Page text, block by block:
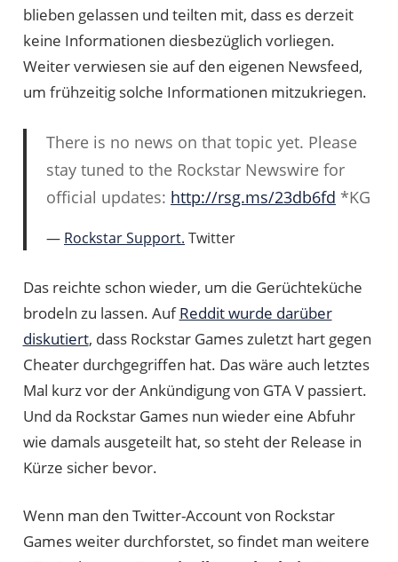
blieben gelassen und teilten mit, dass es derzeit
keine Informationen diesbezüglich vorliegen.
Weiter verwiesen sie auf den eigenen Newsfeed,
um frühzeitig solche Informationen mitzukriegen.
There is no news on that topic yet. Please
stay tuned to the Rockstar Newswire for
official updates: http://rsg.ms/23db6fd *KG
Rockstar Support. Twitter
Das reichte schon wieder, um die Gerüchteküche
brodeln zu lassen. AufReddit wurde darüber
diskutiert, dass Rockstar Games zuletzt hart gegen
Cheater durchgegriffen hat. Das wäre auch letztes
Mal kurz vor der Ankündigung von GTA V passiert.
Und da Rockstar Games nun wieder eine Abfuhr
wie damals ausgeteilt hat, so steht der Release in
Kürze sicher bevor.
Wenn man den Twitter-Account von Rockstar
Games weiter durchforstet, so findet man weitere